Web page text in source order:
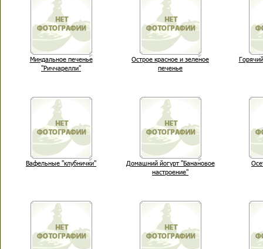
Миндальное печенье
"Риччарелли"
Острое красное и зеленое
печенье
Вафельные "клубнички"
Домашний йогурт "Банановое
настроение"